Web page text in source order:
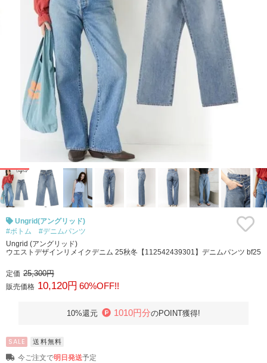
Ungrid(アングリッド)
#ボトム
#デニムパンツ
Ungrid (アングリッド)
ウエストデザインリメイクデニム 25秋冬【112542439301】デニムパンツ bf25
定価 25,300円
販売価格 10,120円 60%OFF!!
10%還元 1010円分のPOINT獲得!
SALE 送料無料
今ご注文で明日発送予定